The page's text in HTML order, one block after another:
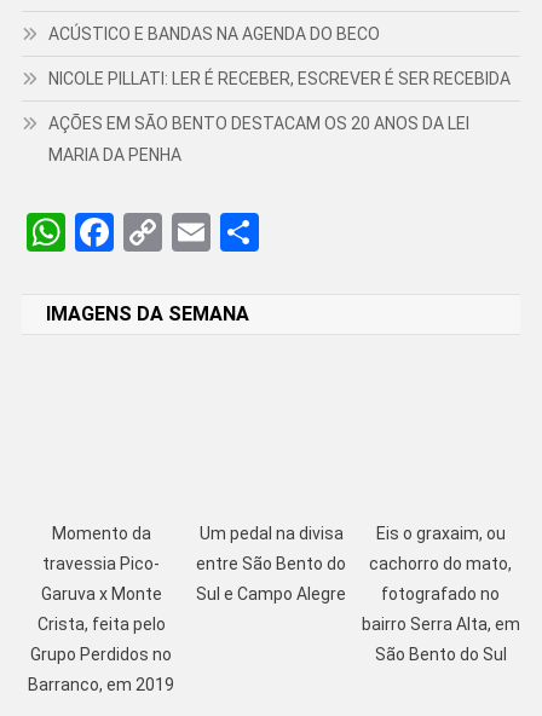
ACÚSTICO E BANDAS NA AGENDA DO BECO
NICOLE PILLATI: LER É RECEBER, ESCREVER É SER RECEBIDA
AÇÕES EM SÃO BENTO DESTACAM OS 20 ANOS DA LEI
MARIA DA PENHA
WhatsApp
Facebook
CopyEmailShare
IMAGENS DA SEMANA
Momento da
travessia Pico-
Garuva x Monte
Crista, feita pelo
Grupo Perdidos no
Barranco, em 2019
Um pedal na divisa
entre São Bento do
Sul e Campo Alegre
Eis o graxaim, ou
cachorro do mato,
fotografado no
bairro Serra Alta, em
São Bento do Sul